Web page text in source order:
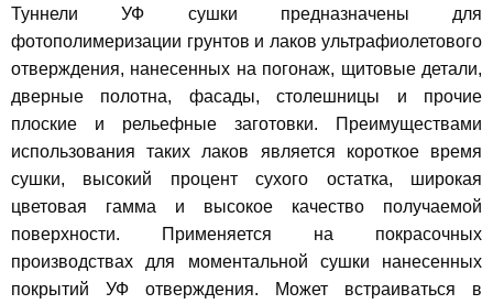
Туннели УФ сушки предназначены для
фотополимеризации грунтов и лаков ультрафиолетового
отверждения, нанесенных на погонаж, щитовые детали,
дверные полотна, фасады, столешницы и прочие
плоские и рельефные заготовки. Преимуществами
использования таких лаков является короткое время
сушки, высокий процент сухого остатка, широкая
цветовая гамма и высокое качество получаемой
поверхности. Применяется на покрасочных
производствах для моментальной сушки нанесенных
покрытий УФ отверждения. Может встраиваться в